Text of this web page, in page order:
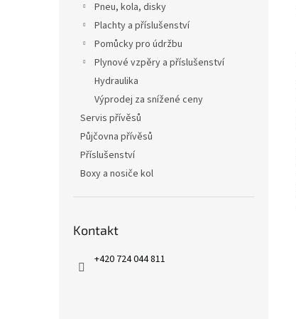
Pneu, kola, disky
Plachty a příslušenství
Pomůcky pro údržbu
Plynové vzpěry a příslušenství
Hydraulika
Výprodej za snížené ceny
Servis přívěsů
Půjčovna přívěsů
Příslušenství
Boxy a nosiče kol
Kontakt
+420 724 044 811